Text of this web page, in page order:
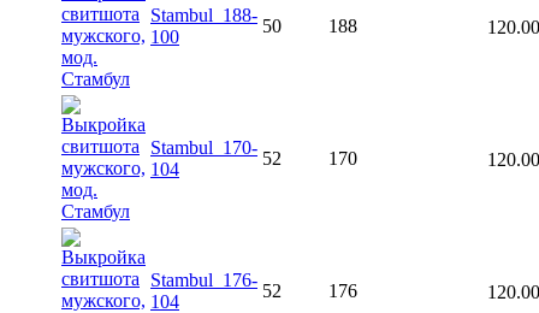
Stambul_188-
100
50 188 120.00
Stambul_170-
104
52 170 120.00
Stambul_176-
104
52 176 120.00